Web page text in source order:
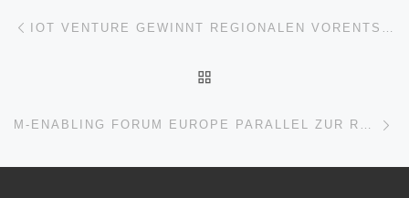
Beitragsnavigation
M-ENABLING FORUM EUROPE PARALLEL ZUR REHACARE 2018